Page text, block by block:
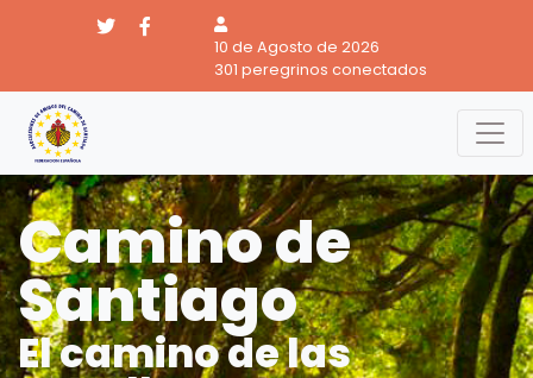
10 de Agosto de 2026
301 peregrinos conectados
Camino de
Santiago
El camino de las